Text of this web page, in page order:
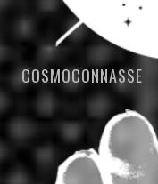
COSMOCONNASSE